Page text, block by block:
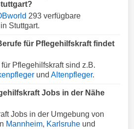
293 verfügbare
Stuttgart.
für Pflegehilfskraft findet
Pflegehilfskraft sind z.B.
und Altenpfleger.
Jobs in der Nähe
Jobs in der Umgebung von
Mannheim, Karlsruhe und